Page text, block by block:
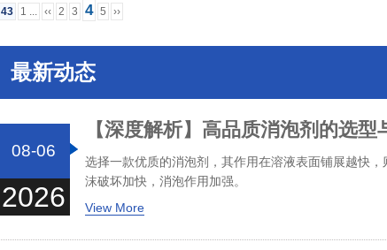
43 1 ... ‹‹ 2 3 4 5 ››
最新动态
08-06
2026
【深度解析】高品质消泡剂的选型
选择一款优质的消泡剂，其作用在溶液表面铺展越快
沫破坏加快，消泡作用加强。
View More